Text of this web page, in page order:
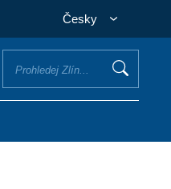
Česky